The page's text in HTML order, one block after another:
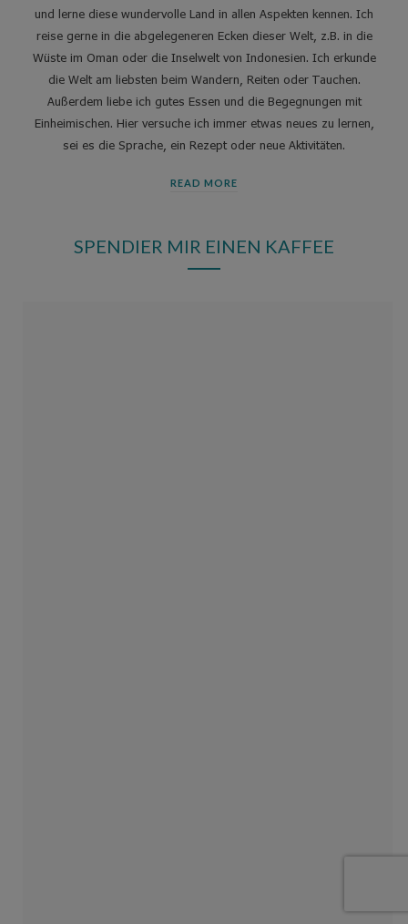
und lerne diese wundervolle Land in allen Aspekten kennen. Ich
reise gerne in die abgelegeneren Ecken dieser Welt, z.B. in die
Wüste im Oman oder die Inselwelt von Indonesien. Ich erkunde
die Welt am liebsten beim Wandern, Reiten oder Tauchen.
Außerdem liebe ich gutes Essen und die Begegnungen mit
Einheimischen. Hier versuche ich immer etwas neues zu lernen,
sei es die Sprache, ein Rezept oder neue Aktivitäten.
READ MORE
SPENDIER MIR EINEN KAFFEE